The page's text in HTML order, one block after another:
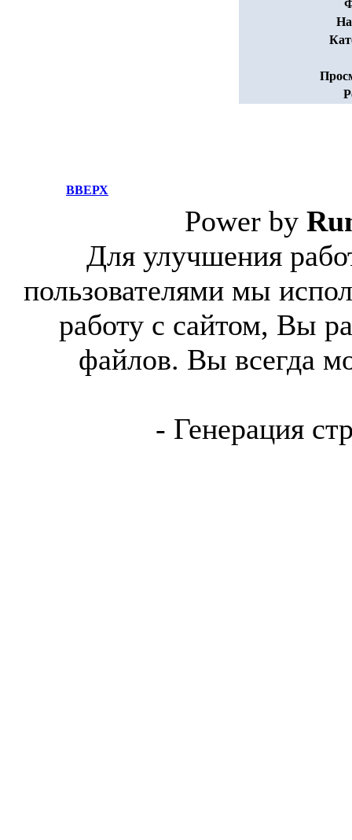
ВВЕРХ
Power by
Для улучшения
пользователями мы
работу с сайтом, Вы
файлов. Вы всегда
- Генерация